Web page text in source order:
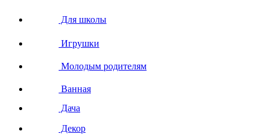
Для школы
Игрушки
Молодым родителям
Ванная
Дача
Декор